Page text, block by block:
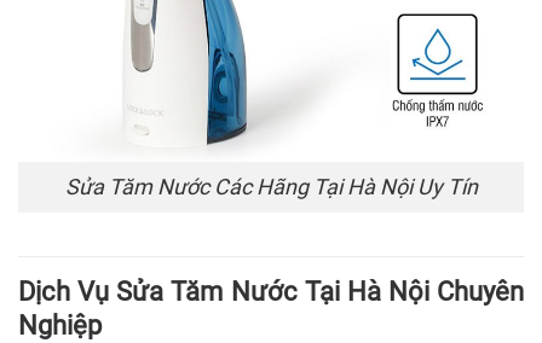
Sửa Tăm Nước Các Hãng Tại Hà Nội Uy Tín
Dịch Vụ Sửa Tăm Nước Tại Hà Nội Chuyên
Nghiệp